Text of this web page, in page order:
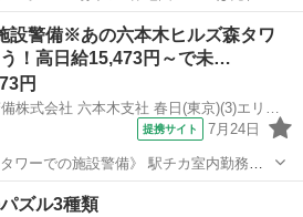
パズル 公文
設警備※あの六本木ヒルズ森タワ
！高日給15,473円～で未…
円
シンテイ警備株式会社 六本木支社 春日(東京)(3)エリア/A3203200117
提携サイト 7月24日
OKだから プライベートも大事にしなが
から お仕事帰りに遊びに行くのにも便利
ズル3種類